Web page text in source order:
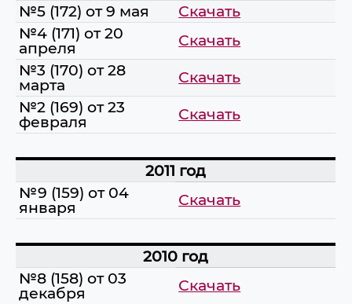
№5 (172) от 9 мая
Скачать
№4 (171) от 20
апреля
Скачать
№3 (170) от 28
марта
Скачать
№2 (169) от 23
февраля Скачать
2011 год
№9 (159) от 04
января Скачать
2010 год
№8 (158) от 03
декабря
Скачать